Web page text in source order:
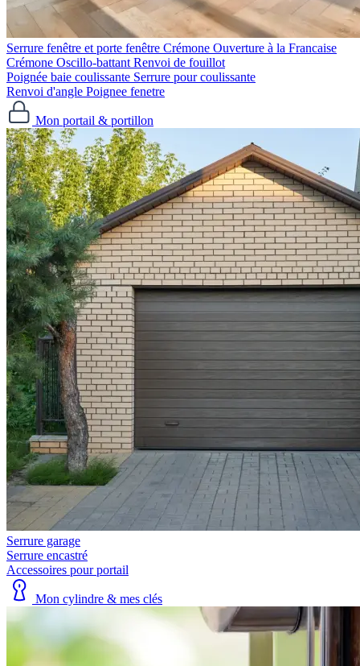
Serrure fenêtre et porte fenêtre Crémone Ouverture à la Francaise
Crémone Oscillo-battant Renvoi de fouillot
Poignée baie coulissante Serrure pour coulissante
Renvoi d'angle Poignee fenetre
Mon portail & portillon
Serrure garage
Serrure encastré
Accessoires pour portail
Mon cylindre & mes clés